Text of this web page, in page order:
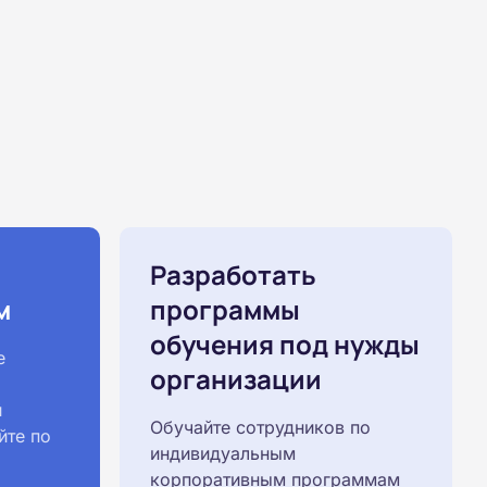
по
Разработать
программы
обучения под нужды
организации
Обучайте сотрудников по
индивидуальным
корпоративным программам